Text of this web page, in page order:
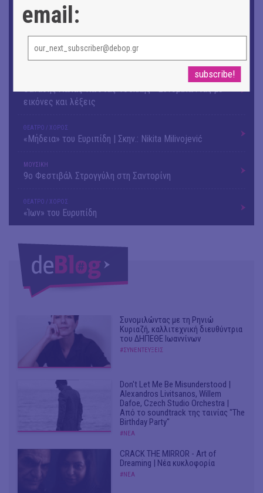
Ομαδική έκθεση | Προσωρινά για Πάντα
Αργύρης Ραλλιάς | Λιτανεία
Θανάσης Λάλας-Κώστας Τσόκλης - Συνομιλώντας με
εικόνες και λέξεις
ΘΕΑΤΡΟ / ΧΟΡΟΣ
«Μήδεια» του Ευριπίδη | Σκην.: Nikita Milivojević
ΜΟΥΣΙΚΗ
9o Φεστιβάλ Στρογγύλη στη Σαντορίνη
ΘΕΑΤΡΟ / ΧΟΡΟΣ
«Ίων» του Ευρυπίδη
Συνομιλώντας με τη Ρηνιώ
Κυριαζή, καλλιτεχνική διευθύντρια
του ΔΗΠΕΘΕ Ιωαννίνων
#ΣΥΝΕΝΤΕΥΞΕΙΣ
Don't Let Me Be Misunderstood |
Alexandros Livitsanos, Willem
Dafoe, Czech Studio Orchestra |
Από το soundtrack της ταινίας "The
Birthday Party"
#ΝΕΑ
CRACK THE MIRROR - Art of
Dreaming | Νέα κυκλοφορία
#ΝΕΑ
email: